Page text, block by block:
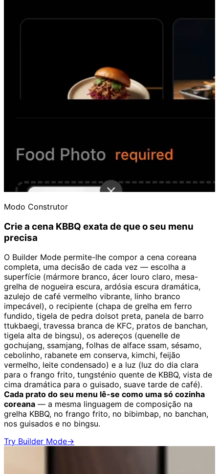
Modo Construtor
Crie a cena KBBQ exata de que o seu menu
precisa
O Builder Mode permite-lhe compor a cena coreana
completa, uma decisão de cada vez — escolha a
superfície (mármore branco, ácer louro claro, mesa-
grelha de nogueira escura, ardósia escura dramática,
azulejo de café vermelho vibrante, linho branco
impecável), o recipiente (chapa de grelha em ferro
fundido, tigela de pedra dolsot preta, panela de barro
ttukbaegi, travessa branca de KFC, pratos de banchan,
tigela alta de bingsu), os adereços (quenelle de
gochujang, ssamjang, folhas de alface ssam, sésamo,
cebolinho, rabanete em conserva, kimchi, feijão
vermelho, leite condensado) e a luz (luz do dia clara
para o frango frito, tungsténio quente de KBBQ, vista de
cima dramática para o guisado, suave tarde de café).
Cada prato do seu menu lê-se como uma só cozinha
coreana — a mesma linguagem de composição na
grelha KBBQ, no frango frito, no bibimbap, no banchan,
nos guisados e no bingsu.
Try Builder Mode→